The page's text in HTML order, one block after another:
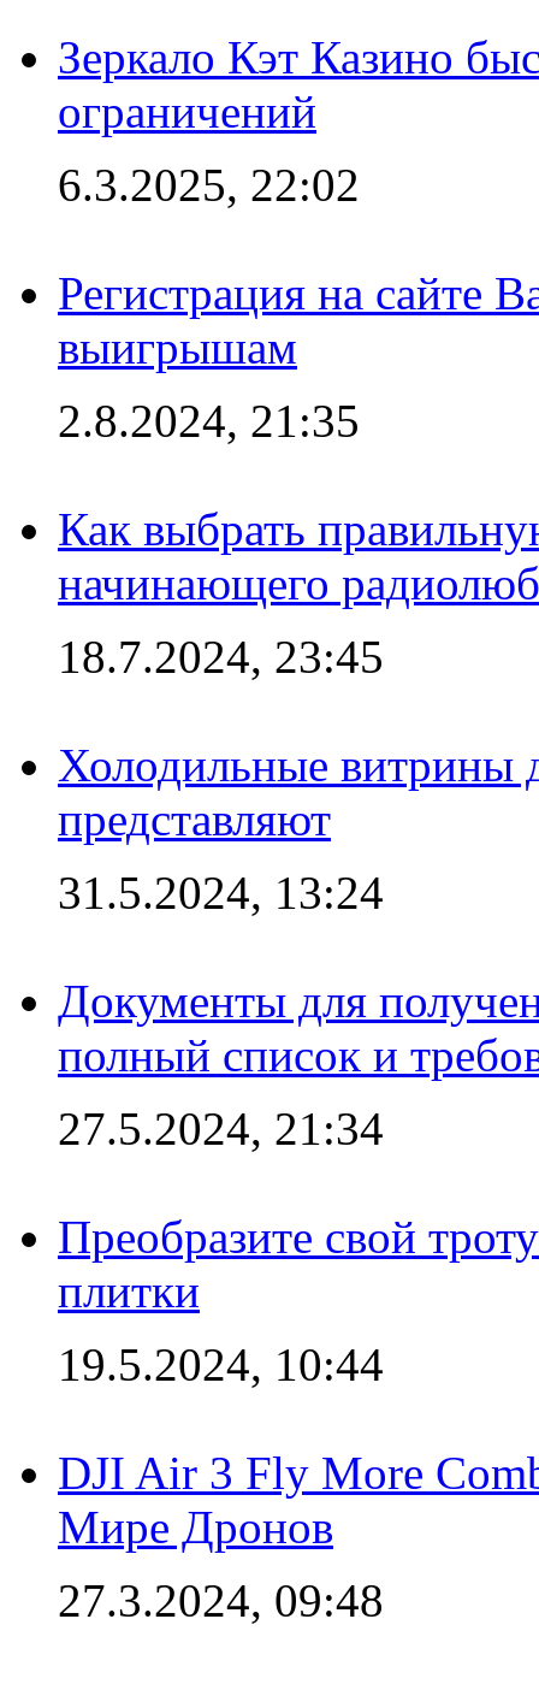
Зеркало Кэт Казино
ограничений
6.3.2025, 22:02
Регистрация на сайте
выигрышам
2.8.2024, 21:35
Как выбрать
начинающего
18.7.2024, 23:45
Холодильные витрины
представляют
31.5.2024, 13:24
Документы для
полный список и
27.5.2024, 21:34
Преобразите свой
плитки
19.5.2024, 10:44
DJI Air 3 Fly More
Мире Дронов
27.3.2024, 09:48